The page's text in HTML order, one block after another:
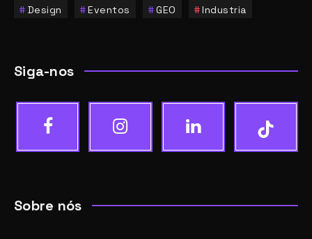
Design Eventos GEO Industria
Siga-nos
Sobre nós